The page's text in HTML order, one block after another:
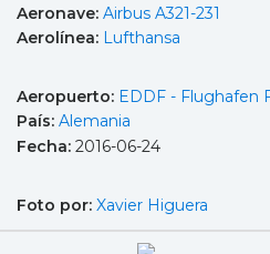
Aeronave: Airbus A321-231
Aerolínea: Lufthansa
Aeropuerto: EDDF - Flughafen
País: Alemania
Fecha: 2016-06-24
Foto por: Xavier Higuera